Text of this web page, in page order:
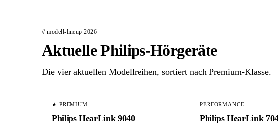
// modell-lineup 2026
Aktuelle Philips-Hörgeräte
Die vier aktuellen Modellreihen, sortiert nach Premium-Klasse.
★ PREMIUM
Philips HearLink 9040
PERFORMANCE
Philips HearLink